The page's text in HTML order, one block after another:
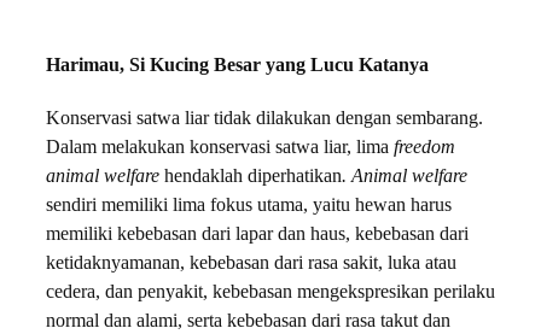
Harimau, Si Kucing Besar yang Lucu Katanya
Konservasi satwa liar tidak dilakukan dengan sembarang.
Dalam melakukan konservasi satwa liar, lima freedom
animal welfare hendaklah diperhatikan. Animal welfare
sendiri memiliki lima fokus utama, yaitu hewan harus
memiliki kebebasan dari lapar dan haus, kebebasan dari
ketidaknyamanan, kebebasan dari rasa sakit, luka atau
cedera, dan penyakit, kebebasan mengekspresikan perilaku
normal dan alami, serta kebebasan dari rasa takut dan